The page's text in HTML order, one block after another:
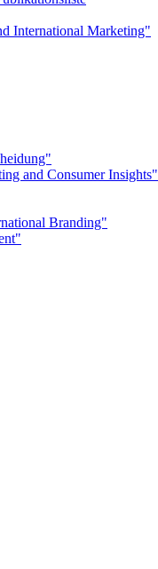
International Marketing"
and Consumer Insights"
Branding"